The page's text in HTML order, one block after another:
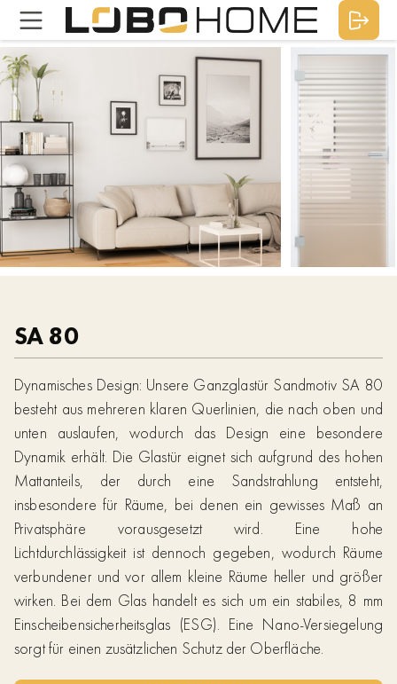
SA 80
Dynamisches Design: Unsere Ganzglastür Sandmotiv SA 80
besteht aus mehreren klaren Querlinien, die nach oben und
unten auslaufen, wodurch das Design eine besondere
Dynamik erhält. Die Glastür eignet sich aufgrund des hohen
Mattanteils, der durch eine Sandstrahlung entsteht,
insbesondere für Räume, bei denen ein gewisses Maß an
Privatsphäre vorausgesetzt wird. Eine hohe
Lichtdurchlässigkeit ist dennoch gegeben, wodurch Räume
verbundener und vor allem kleine Räume heller und größer
wirken. Bei dem Glas handelt es sich um ein stabiles, 8 mm
Einscheibensicherheitsglas (ESG). Eine Nano-Versiegelung
sorgt für einen zusätzlichen Schutz der Oberfläche.